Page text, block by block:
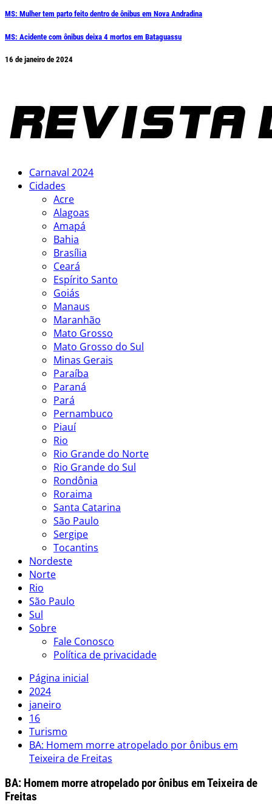
MS: Mulher tem parto feito dentro de ônibus em Nova Andradina
MS: Acidente com ônibus deixa 4 mortos em Bataguassu
16 de janeiro de 2024
Carnaval 2024
Cidades
Acre
Alagoas
Amapá
Bahia
Brasília
Ceará
Espírito Santo
Goiás
Manaus
Maranhão
Mato Grosso
Mato Grosso do Sul
Minas Gerais
Paraíba
Paraná
Pará
Pernambuco
Piauí
Rio
Rio Grande do Norte
Rio Grande do Sul
Rondônia
Roraima
Santa Catarina
São Paulo
Sergipe
Tocantins
Nordeste
Norte
Rio
São Paulo
Sul
Sobre
Fale Conosco
Política de privacidade
Página inicial
2024
janeiro
16
Turismo
BA: Homem morre atropelado por ônibus em
Teixeira de Freitas
BA: Homem morre atropelado por ônibus em Teixeira de
Freitas